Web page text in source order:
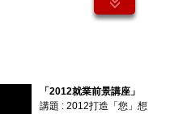
「2012就業前景講座」
講題 : 2012打造「您」想